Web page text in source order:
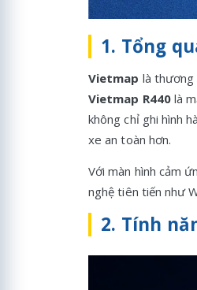
1. Tổng
Vietmap là thương
Vietmap R440là
không chỉ ghi hình
xe an toàn hơn.
Với màn hình cảm
nghệ tiên tiến như
2. Tính